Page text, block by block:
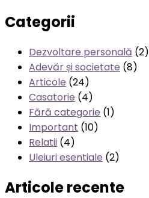
Categorii
Dezvoltare personală (2)
Adevăr și societate (8)
Articole (24)
Casatorie (4)
Fără categorie (1)
Important (10)
Relatii (4)
Uleiuri esentiale (2)
Articole recente